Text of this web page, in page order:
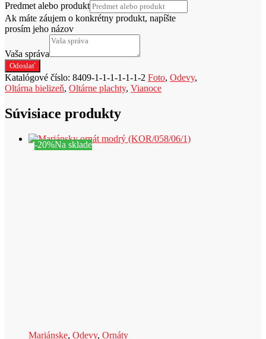
Predmet alebo produkt
Ak máte záujem o konkrétny produkt, napíšte
prosím jeho názov
Vaša správa
Odoslať
Katalógové číslo: 8409-1-1-1-1-1-1-2 Foto, Odevy,
Oltárna bielizeň, Oltárne plachty, Vianoce
Súvisiace produkty
-20%Na sklade
Mariánske, Odevy, Ornáty